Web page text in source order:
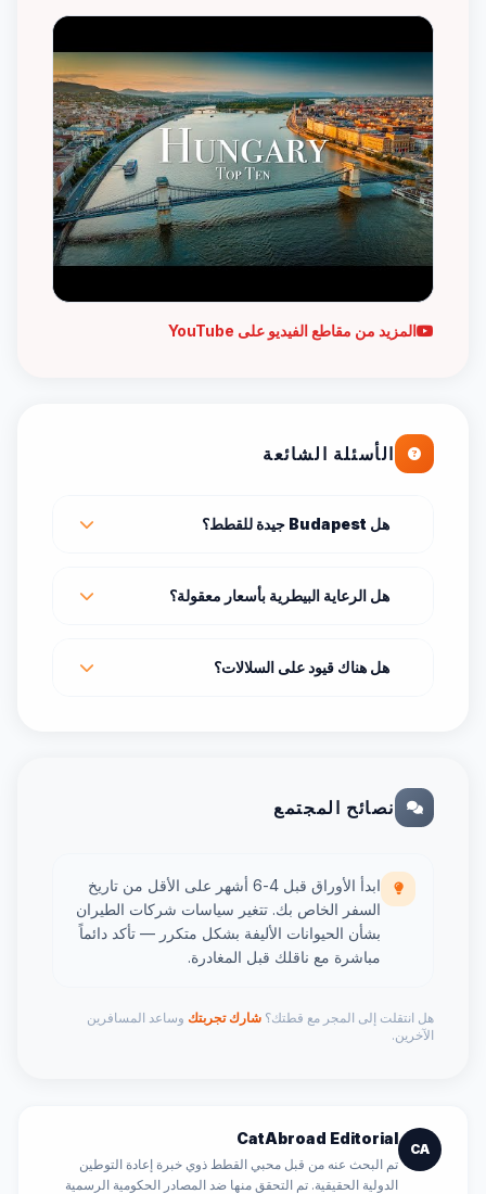
المزيد من مقاطع الفيديو على YouTube
الأسئلة الشائعة
هل Budapest جيدة للقطط؟
هل الرعاية البيطرية بأسعار معقولة؟
هل هناك قيود على السلالات؟
نصائح المجتمع
ابدأ الأوراق قبل 4-6 أشهر على الأقل من تاريخ
السفر الخاص بك. تتغير سياسات شركات الطيران
بشأن الحيوانات الأليفة بشكل متكرر — تأكد دائماً
مباشرة مع ناقلك قبل المغادرة.
هل انتقلت إلى المجر مع قطتك؟ شارك تجربتك وساعد المسافرين
الآخرين.
CA
CatAbroad Editorial
تم البحث عنه من قبل محبي القطط ذوي خبرة إعادة التوطين
الدولية الحقيقية. تم التحقق منها ضد المصادر الحكومية الرسمية